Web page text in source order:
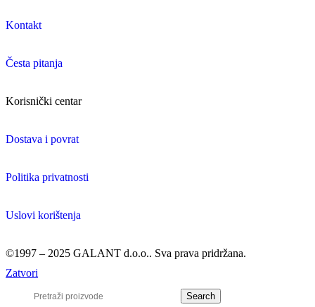
Kontakt
Česta pitanja
Korisnički centar
Dostava i povrat
Politika privatnosti
Uslovi korištenja
©1997 – 2025 GALANT d.o.o.. Sva prava pridržana.
Zatvori
Search